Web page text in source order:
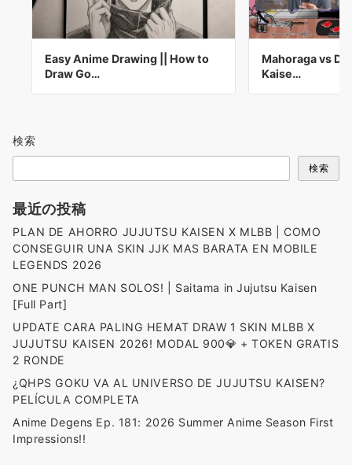
Easy Anime Drawing || How to
Draw Go…
Mahoraga vs
Kaise…
検索
検索
最近の投稿
PLAN DE AHORRO JUJUTSU KAISEN X MLBB | COMO
CONSEGUIR UNA SKIN JJK MAS BARATA EN MOBILE
LEGENDS 2026
ONE PUNCH MAN SOLOS! | Saitama in Jujutsu Kaisen
[Full Part]
UPDATE CARA PALING HEMAT DRAW 1 SKIN MLBB X
JUJUTSU KAISEN 2026! MODAL 900💎 + TOKEN GRATIS
2 RONDE
¿QHPS GOKU VA AL UNIVERSO DE JUJUTSU KAISEN?
PELÍCULA COMPLETA
Anime Degens Ep. 181: 2026 Summer Anime Season First
Impressions!!